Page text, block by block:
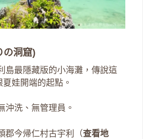
の洞窟)
島最隱藏版的小海灘，傳說這
娃開端的起點。
沖洗、無管理員。
郡今帰仁村古宇利（查看地